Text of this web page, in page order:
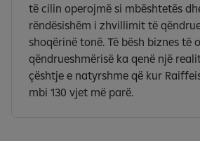
të cilin operojmë si mbështetës
rëndësishëm i zhvillimit të
shoqërinë tonë. Të bësh biznes të
qëndrueshmërisë ka qenë një
çështje e natyrshme që kur
mbi 130 vjet më parë.